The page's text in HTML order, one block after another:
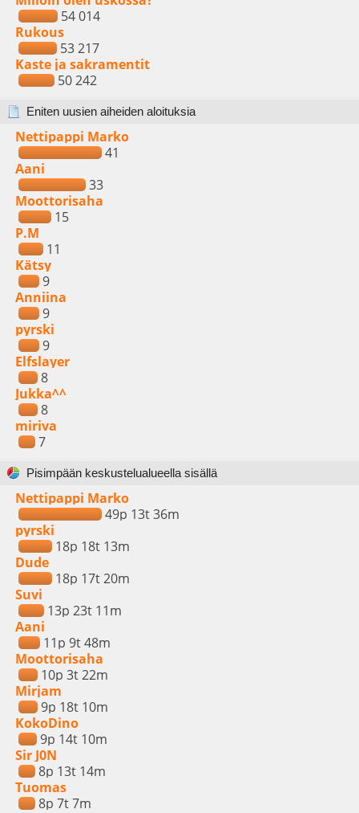
54 014
Rukous
53 217
Kaste ja sakramentit
50 242
Eniten uusien aiheiden aloituksia
Nettipappi Marko
41
Aani
33
Moottorisaha
15
P.M
11
Kätsy
9
Anniina
9
pyrski
9
Elfslayer
8
Jukka^^
8
miriva
7
Pisimpään keskustelualueella sisällä
Nettipappi Marko
49p 13t 36m
pyrski
18p 18t 13m
Dude
18p 17t 20m
Suvi
13p 23t 11m
Aani
11p 9t 48m
Moottorisaha
10p 3t 22m
Mirjam
9p 18t 10m
KokoDino
9p 14t 10m
Sir J0N
8p 13t 14m
Tuomas
8p 7t 7m